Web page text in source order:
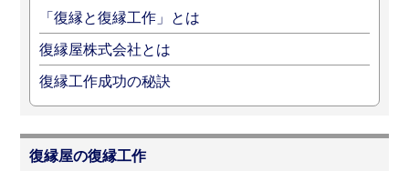
「復縁と復縁工作」とは
復縁屋株式会社とは
復縁工作成功の秘訣
復縁屋の復縁工作